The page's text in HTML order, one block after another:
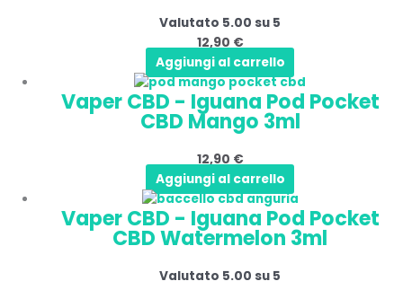
pagina
del
prodotto
Valutato 5.00 su 5
12,90 €
Aggiungi al carrello
Vaper CBD - Iguana Pod Pocket
CBD Mango 3ml
12,90 €
Aggiungi al carrello
Vaper CBD - Iguana Pod Pocket
CBD Watermelon 3ml
Valutato 5.00 su 5